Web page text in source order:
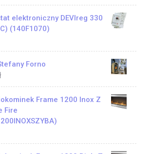
elektroniczny DEVIreg 330
(140F1070)
Forno
Frame 1200 Inox Z
Fire